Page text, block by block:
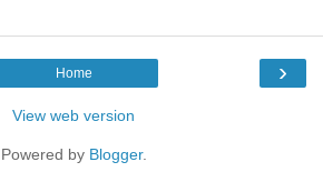
›
Home
View web version
Powered by Blogger.